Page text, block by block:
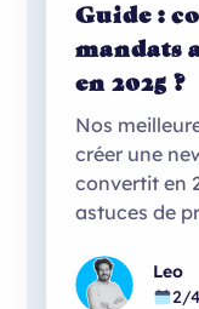
Guide :
mandats
en 2025 ?
Nos
créer une
convertit en
astuces de
Leo
2/